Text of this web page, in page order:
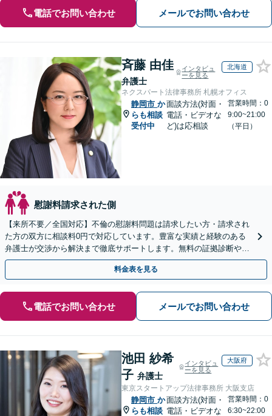
電話でお問い合わせ メールでお問い合わせ
斉藤 由佳
弁護士
インタビュ
ーを見る
北海道
ネクスパート法律事務所 札幌オフィス
静岡市 か
らも相談
受付中
面談方法(対面・
電話・ビデオな
ど)は応相談
営業時間：0
9:00~21:00
（平日）
慰謝料請求された側
【来所不要／全国対応】不倫の慰謝料問題は請求したい方・請求され
た方の双方に相談料0円で対応しています。豊富な実績と経験のある
弁護士が交渉から解決まで徹底サポートします。無料の証拠診断や着
手金の返還保証もありますので安心してご相談ください。
料金表を見る
電話でお問い合わせ メールでお問い合わせ
池田 紗希
子 弁護士
インタビュ
ーを見る
大阪府
東京スタートアップ法律事務所 大阪支店
静岡市 か
らも相談
面談方法(対面・
電話・ビデオな
営業時間：0
6:30~22:00